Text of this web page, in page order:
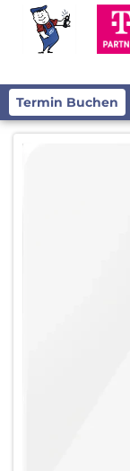
Termin Buchen